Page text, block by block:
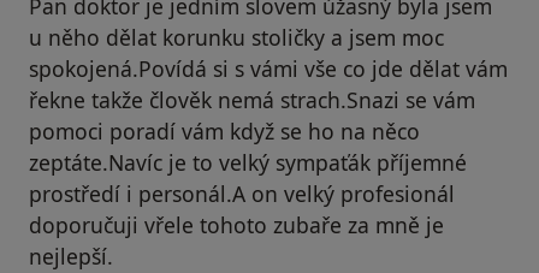
Pan doktor je jedním slovem úžasný byla jsem
u něho dělat korunku stoličky a jsem moc
spokojená.Povídá si s vámi vše co jde dělat vám
řekne takže člověk nemá strach.Snazi se vám
pomoci poradí vám když se ho na něco
zeptáte.Navíc je to velký sympaťák příjemné
prostředí i personál.A on velký profesionál
doporučuji vřele tohoto zubaře za mně je
nejlepší.